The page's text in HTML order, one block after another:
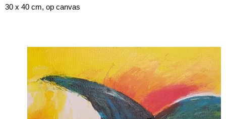
30 x 40 cm, op canvas